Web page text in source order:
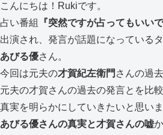
こんにちは！Rukiです。
占い番組
『突然ですが占ってもいい
出演され、発言が話題になっている
あびる優さん。
今回は元夫の才賀紀左衛門 さんの過
元夫の才賀さんの過去の発言とを比較
真実を明らかにしていきたいと思いま
あびる優さんの真実と才賀さんの嘘